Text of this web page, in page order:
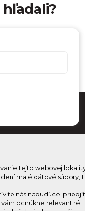
hľadali?
Kam na
tejto webovej
malé dátové súbory,
nás nabudúce,
vám ponúkne relevantné